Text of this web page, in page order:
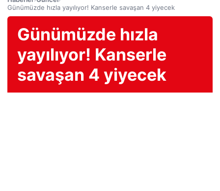
Günümüzde hızla yayılıyor! Kanserle savaşan 4 yiyecek
Günümüzde hızla
yayılıyor! Kanserle
savaşan 4 yiyecek